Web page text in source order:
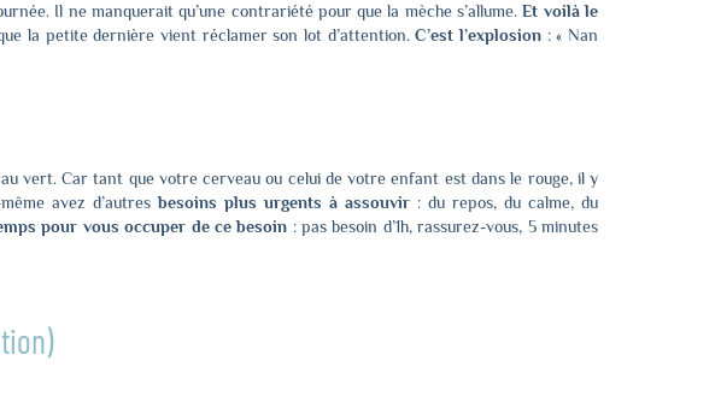
Il ne manquerait qu’une contrariété pour que la mèche s’allume.Et voilà le
la petite dernière vient réclamer son lot d’attention.C’est l’explosion: « Nan
vert. Car tant que votre cerveau ou celui de votre enfant est dans le rouge, il y
avez d’autresbesoins plus urgents à assouvir: du repos, du calme, du
pour vous occuper de ce besoin : pas besoin d’1h, rassurez-vous, 5 minutes